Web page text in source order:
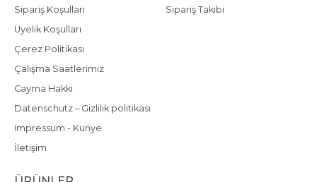
Sipariş Koşulları
Üyelik Koşulları
Çerez Politikası
Çalışma Saatlerimiz
Cayma Hakkı
Datenschutz – Gizlilik politikası
Impressum - Künye
İletişim
Sipariş Takibi